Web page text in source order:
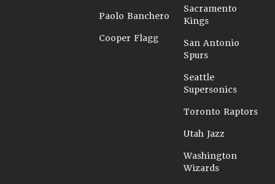
Paolo Banchero
Cooper Flagg
Sacramento
Kings
San Antonio
Spurs
Seattle
Supersonics
Toronto Raptors
Utah Jazz
Washington
Wizards